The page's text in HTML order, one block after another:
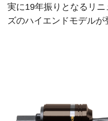
実に19年振りとなるリ
ズのハイエンドモデルが